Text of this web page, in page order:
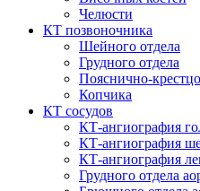
Челюсти
КТ позвоночника
Шейного отдела
Грудного отдела
Пояснично-
Копчика
КТ сосудов
КТ-ангиография
КТ-ангиография
КТ-ангиография
Грудного отдела